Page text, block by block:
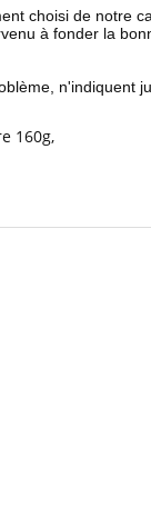
choisi de notre
à fonder la
n'indiquent
160g,